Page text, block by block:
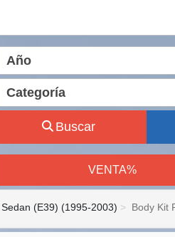
Año
Categoría
Buscar
VENTA%
(E39) (1995-2003) Body Kit